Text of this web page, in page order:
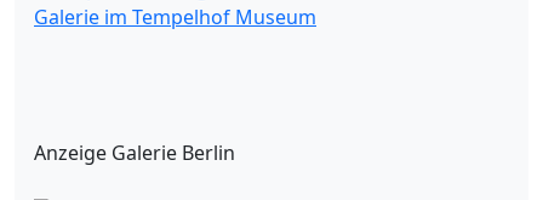
Galerie im Tempelhof Museum
Anzeige Galerie Berlin